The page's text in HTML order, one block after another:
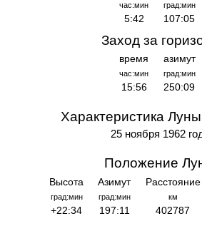
час:мин
5:42
град:мин
107:05
Заход за
время
час:мин
15:56
азимут
град:мин
250:09
Характеристика
25 ноября 1962
Положение
Высота
град:мин
+22:34
Азимут
град:мин
197:11
Расстояние
км
402787